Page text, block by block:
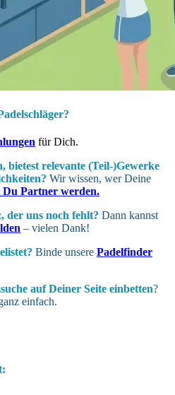
für Dich.
bietest relevante (Teil-)Gewerke
Wir wissen, wer Deine
Partner werden.
der uns noch fehlt? Dann kannst
– vielen Dank!
Binde unsere Padelfinder
auf Deiner Seite ein­betten?
einfach.